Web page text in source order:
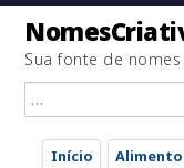
Sua fonte de
por:
Início Alimento